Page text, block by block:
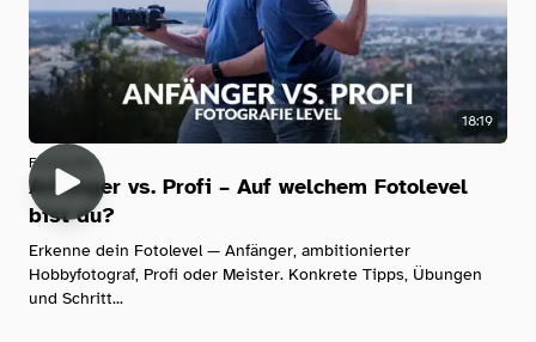
18:19
Fotografie
Anfänger vs. Profi – Auf welchem Fotolevel
bist du?
Erkenne dein Fotolevel — Anfänger, ambitionierter
Hobbyfotograf, Profi oder Meister. Konkrete Tipps, Übungen
und Schritt...